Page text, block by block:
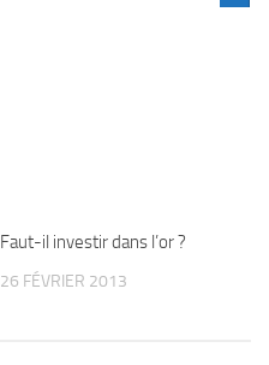
Faut-il investir dans l’or ?
26 FÉVRIER 2013